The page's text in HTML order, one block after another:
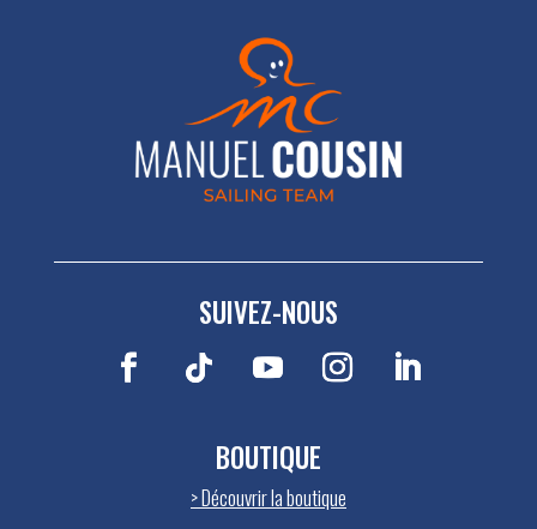
SUIVEZ-NOUS
BOUTIQUE
>Découvrir la boutique